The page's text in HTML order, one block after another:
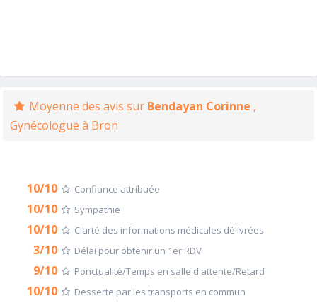
Moyenne des avis sur Bendayan Corinne ,
Gynécologue à Bron
10/10 Confiance attribuée
10/10 Sympathie
10/10 Clarté des informations médicales délivrées
3/10 Délai pour obtenir un 1er RDV
9/10 Ponctualité/Temps en salle d'attente/Retard
10/10 Desserte par les transports en commun